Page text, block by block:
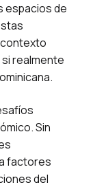
espacios de
realmente
Sin
factores
del